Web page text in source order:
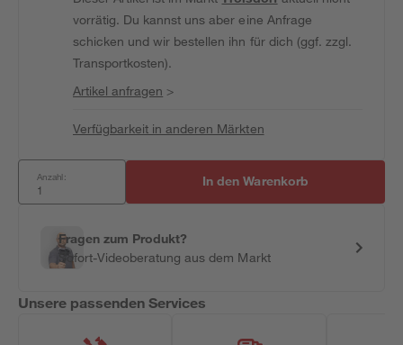
vorrätig. Du kannst uns aber eine Anfrage
schicken und wir bestellen ihn für dich (ggf. zzgl.
Transportkosten).
Artikel anfragen >
Verfügbarkeit in anderen Märkten
Anzahl: In den Warenkorb
Fragen zum Produkt?
Sofort-Videoberatung aus dem Markt
Unsere passenden Services